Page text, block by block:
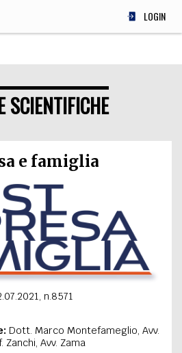
LOGIN
SOCIETÀ
MEDICINA
E FILOSOFIA
INNOVAZIONE
ALTRO
TEAM
SCIENTIFICO AUTORI CURATORI
COLLABORA CON NOI
EXTRA
PROCEEDINGS PUBBLICITÀ
SCIENTIFICHE
e famiglia
n.8571
Dott. Marco Montefameglio, Avv.
Zanchi, Avv. Zama